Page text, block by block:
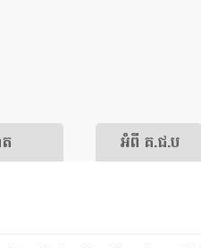
អំពី គ.ជ.ប